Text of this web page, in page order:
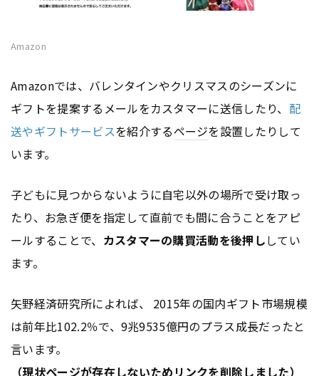
Amazon
Amazonでは、バレンタインやクリスマスのシーズンに
ギフトを提案するメールをカスタマーに送信したり、 配
送やギフトサービスを紹介するページを設置したりして
います。
子どもに見つからないように自宅以外の場所で受け取っ
たり、お急ぎ便を指定して直前でも間に合うことをアピ
ールすることで、 カスタマーの購買活動を後押ししてい
ます。
矢野経済研究所によれば、 2015年の国内ギフト市場規模
は前年比102.2％で、9兆9535億円のプラス成長だったと
言います。
（現状ページが存在しないため リンクを削除しました）